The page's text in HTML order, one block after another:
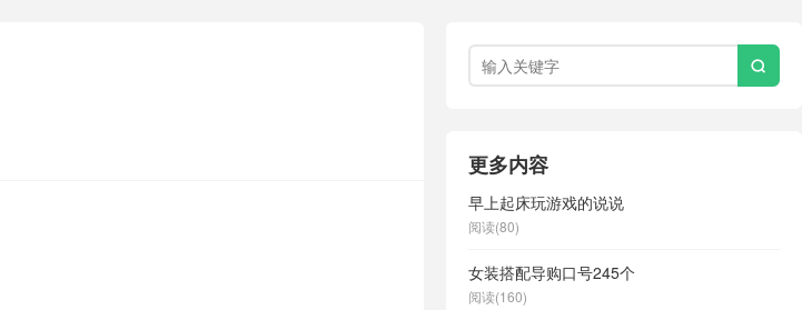

更多内容
早上起床玩游戏的说说
阅读(80)
女装搭配导购口号245个
阅读(160)